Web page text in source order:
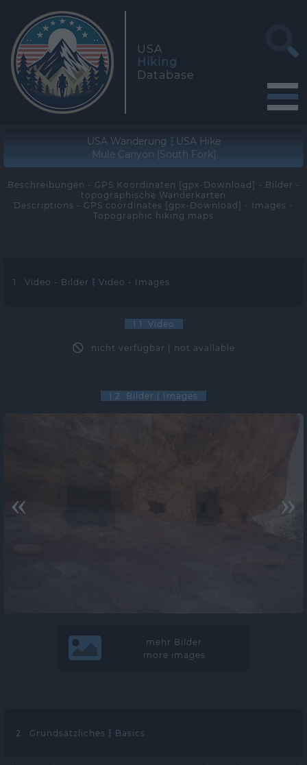
USA
Hiking
Database
USA Wanderung
USA Hike
Mule Canyon [South Fork]
Beschreibungen - GPS Koordinaten [gpx-Download] - Bilder -
topographische Wanderkarten
Descriptions - GPS coordinates [gpx-Download] - Images -
Topographic hiking maps
1. Video - Bilder Video - Images
1.1 Video
nicht verfügbar | not available
1.2 Bilder | Images
« »
mehr Bilder
more images
2. Grundsätzliches Basics